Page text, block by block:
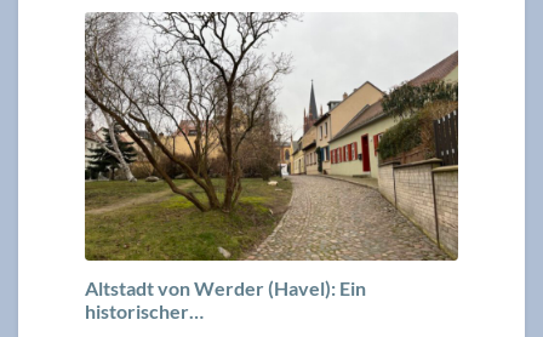
Altstadt von Werder (Havel): Ein
historischer…